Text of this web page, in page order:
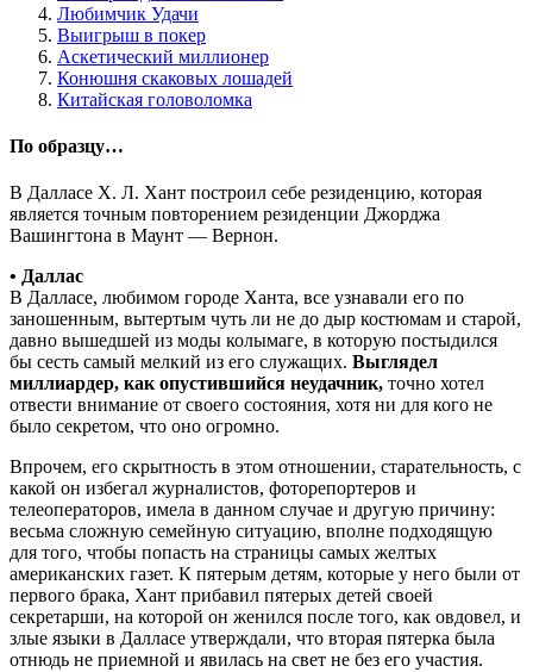
Любимчик Удачи
Выигрыш в покер
Аскетический миллионер
Конюшня скаковых лошадей
Китайская головоломка
По образцу…
В Далласе X. Л. Хант построил себе резиденцию, которая
является точным повторением резиденции Джорджа
Вашингтона в Маунт — Вернон.
• Даллас
В Далласе, любимом городе Ханта, все узнавали его по
заношенным, вытертым чуть ли не до дыр костюмам и старой,
давно вышедшей из моды колымаге, в которую постыдился
бы сесть самый мелкий из его служащих. Выглядел
миллиардер, как опустившийся неудачник, точно хотел
отвести внимание от своего состояния, хотя ни для кого не
было секретом, что оно огромно.
Впрочем, его скрытность в этом отношении, старательность, с
какой он избегал журналистов, фоторепортеров и
телеоператоров, имела в данном случае и другую причину:
весьма сложную семейную ситуацию, вполне подходящую
для того, чтобы попасть на страницы самых желтых
американских газет. К пятерым детям, которые у него были от
первого брака, Хант прибавил пятерых детей своей
секретарши, на которой он женился после того, как овдовел, и
злые языки в Далласе утверждали, что вторая пятерка была
отнюдь не приемной и явилась на свет не без его участия.